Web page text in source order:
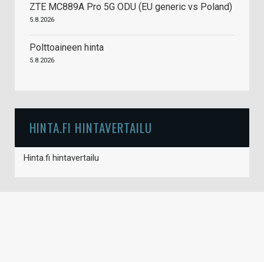
ZTE MC889A Pro 5G ODU (EU generic vs Poland)
5.8.2026
Polttoaineen hinta
5.8.2026
HINTA.FI HINTAVERTAILU
Hinta.fi hintavertailu